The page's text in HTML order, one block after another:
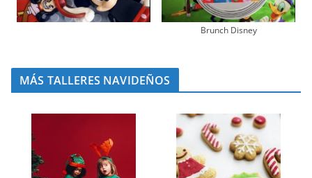
Brunch Disney
MÁS TALLERES NAVIDEÑOS